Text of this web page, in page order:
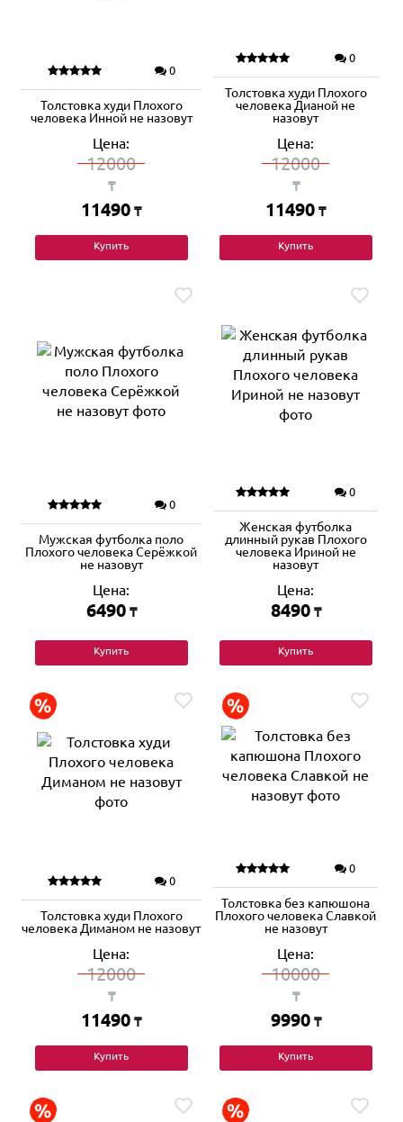
0
Толстовка худи Плохого
человека Инной не назовут
Цена:
12000
₸
11490 ₸
Купить
0
Толстовка худи Плохого
человека Дианой не
назовут
Цена:
12000
₸
11490 ₸
Купить
0
Мужская футболка поло
Плохого человека Серёжкой
не назовут
Цена:
6490 ₸
Купить
0
Женская футболка
длинный рукав Плохого
человека Ириной не
назовут
Цена:
8490 ₸
Купить
0
Толстовка худи Плохого
человека Диманом не назовут
Цена:
12000
₸
11490 ₸
Купить
0
Толстовка без капюшона
Плохого человека Славкой
не назовут
Цена:
10000
₸
9990 ₸
Купить